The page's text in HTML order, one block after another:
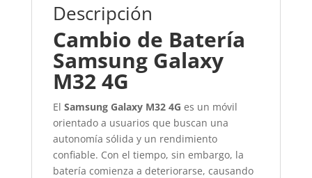
Descripción
Cambio de Batería
Samsung Galaxy
M32 4G
El Samsung Galaxy M32 4G es un móvil
orientado a usuarios que buscan una
autonomía sólida y un rendimiento
confiable. Con el tiempo, sin embargo, la
batería comienza a deteriorarse, causando